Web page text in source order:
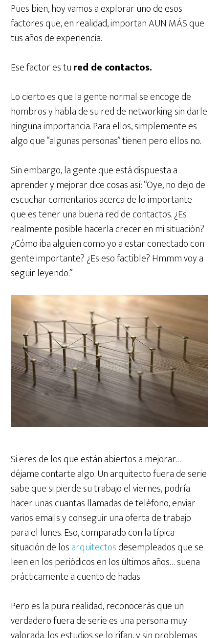
Pues bien, hoy vamos a explorar uno de esos
factores que, en realidad, importan AUN MÁS que
tus años de experiencia.
Ese factor es tured de contactos.
Lo cierto es que la gente normal se encoge de
hombros y habla de su red de networking sin darle
ninguna importancia. Para ellos, simplemente es
algo que “algunas personas” tienen pero ellos no.
Sin embargo, la gente que está dispuesta a
aprender y mejorar dice cosas así: “Oye, no dejo de
escuchar comentarios acerca de lo importante
que es tener una buena red de contactos. ¿Es
realmente posible hacerla crecer en mi situación?
¿Cómo iba alguien como yo a estar conectado con
gente importante? ¿Es eso factible? Hmmm voy a
seguir leyendo.”
Si eres de los que están abiertos a mejorar…
déjame contarte algo. Un arquitecto fuera de serie
sabe que si pierde su trabajo el viernes, podría
hacer unas cuantas llamadas de teléfono, enviar
varios emails y conseguir una oferta de trabajo
para el lunes. Eso, comparado con la típica
situación de losarquitectosdesempleados que se
leen en los periódicos en los últimos años… suena
prácticamente a cuento de hadas.
Pero es la pura realidad, reconocerás que un
verdadero fuera de serie es una persona muy